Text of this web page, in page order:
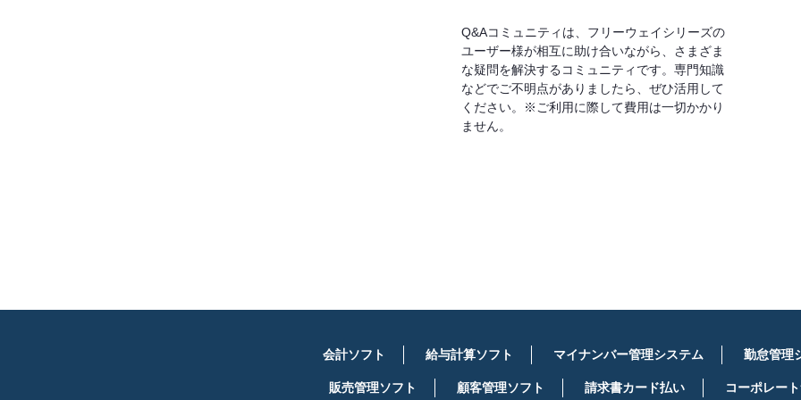
Q&Aコミュニティは、フリーウェイシリーズの
ユーザー様が相互に助け合いながら、さまざま
な疑問を解決するコミュニティです。専門知識
などでご不明点がありましたら、ぜひ活用して
ください。※ご利用に際して費用は一切かかり
ません。
会計ソフト 給与計算ソフト マイナンバー管理システム 勤怠管理
販売管理ソフト 顧客管理ソフト 請求書カード払い コーポレー